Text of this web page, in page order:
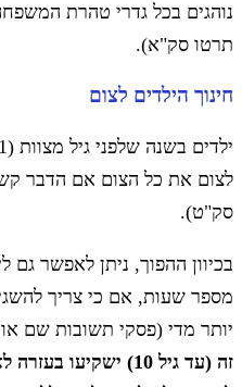
נוהגים בכל גדרי טהרת
תרטו סק"א).
חינוך הילדים לצום
לצום את כל הצום אם הדבר
סק"ט).
בכיוון ההפוך, ניתן לאפשר גם
מספר שעות, אם כי צריך
יותר מדי (פסקי תשובות שם
זה (עד גיל 10)